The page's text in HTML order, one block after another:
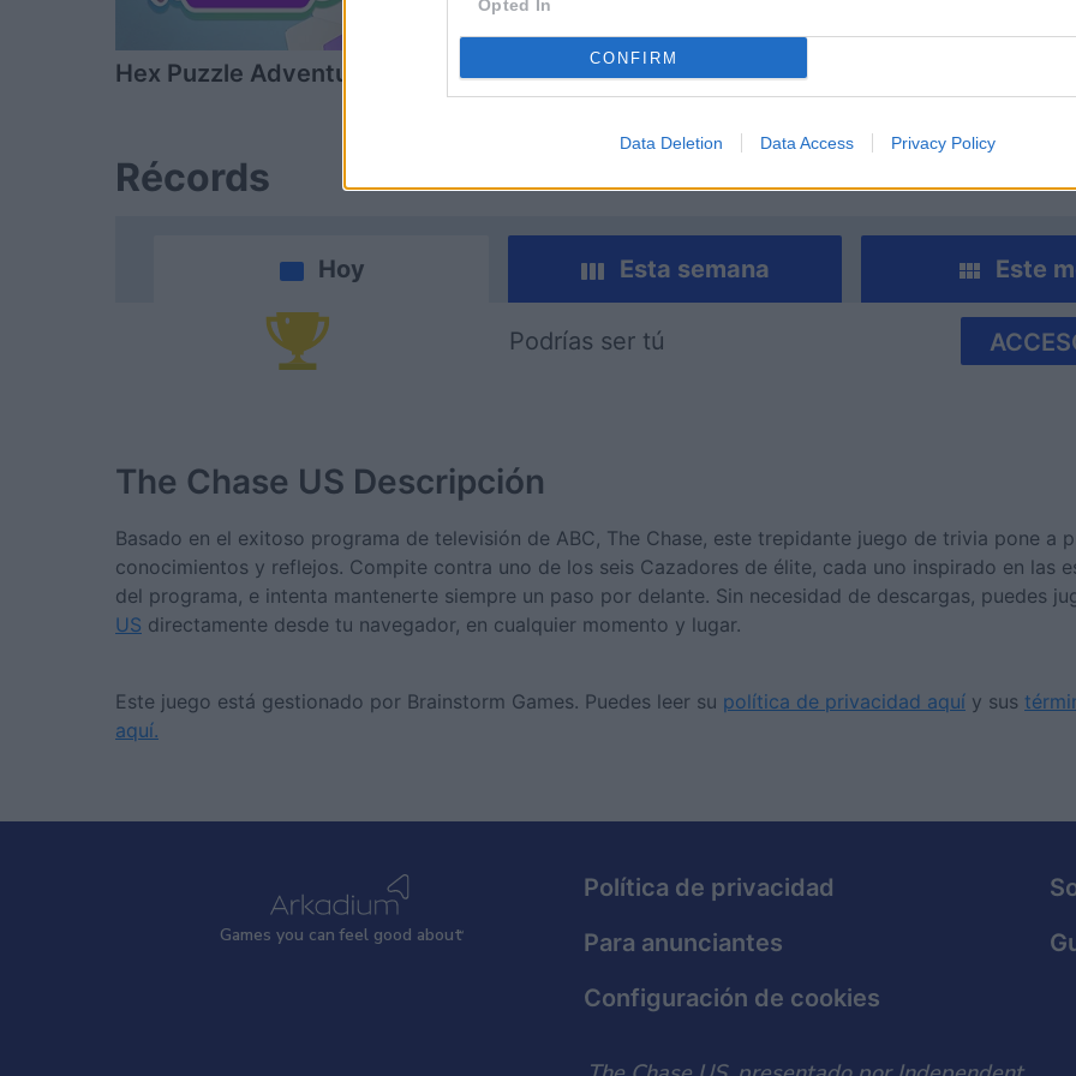
Opted In
CONFIRM
Data Deletion Data Access Privacy Policy
Hex Puzzle Adventure Clutter Cornucopia Cross Stitch Masters
Récords
Hoy Esta semana Este
Podrías ser tú
The Chase US Descripción
Basado en el exitoso programa de televisión de ABC, The Chase, este trepidante juego de trivia pone a
conocimientos y reflejos. Compite contra uno de los seis Cazadores de élite, cada uno inspirado en las
del programa, e intenta mantenerte siempre un paso por delante. Sin necesidad de descargas, puedes
US directamente desde tu navegador, en cualquier momento y lugar.
Este juego está gestionado por Brainstorm Games. Puedes leer su política de privacidad aquí y sus
aquí.
Games you can feel good about
Política de privacidad
Para anunciantes
Configuración de cookies